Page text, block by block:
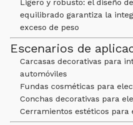
Ligero y robusto: el diseño
equilibrado garantiza la
exceso de peso
Escenarios de
Carcasas decorativas para
automóviles
Fundas cosméticas para
Conchas decorativas para
Cerramientos estéticos para